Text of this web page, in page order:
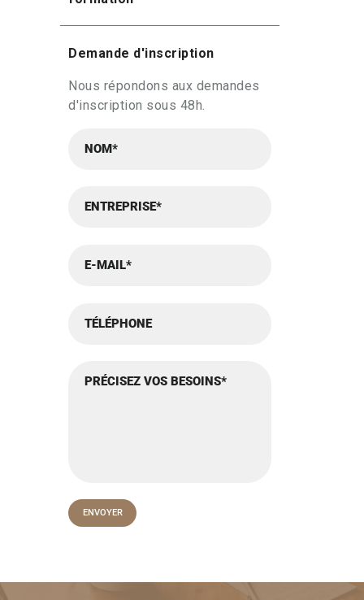
Demande d'inscription
Nous répondons aux demandes
d'inscription sous 48h.